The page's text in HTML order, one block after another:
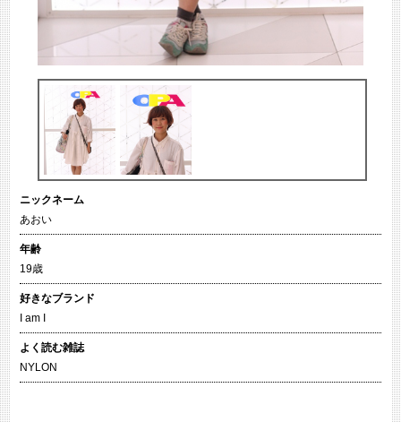
ニックネーム
あおい
年齢
19歳
好きなブランド
I am I
よく読む雑誌
NYLON